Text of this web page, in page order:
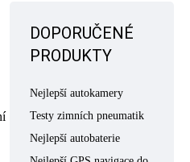
DOPORUČENÉ
PRODUKTY
Nejlepší autokamery
Testy zimních pneumatik
Nejlepší autobaterie